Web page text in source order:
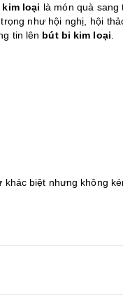
loại là món quà sang
như hội nghị, hội
tin lên bút bi kim loại
biệt nhưng không